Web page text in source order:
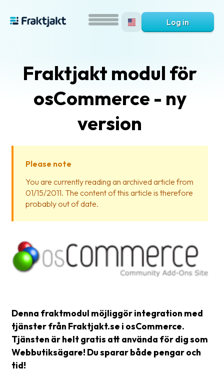
is
Help?
Packing
Printer
settings
Customs
declarations
Log in
Fraktjakt modul för
osCommerce - ny
version
Please note
You are currently reading an archived article from
01/15/2011. The content of this article is therefore
probably out of date.
Denna fraktmodul möjliggör integration med
tjänster från Fraktjakt.se i osCommerce.
Tjänsten är helt gratis att använda för dig som
Webbutiksägare! Du sparar både pengar och
tid!